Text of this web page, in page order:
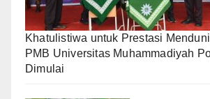
Khatulistiwa untuk Prestasi
PMB Universitas Muhammadiyah
Dimulai